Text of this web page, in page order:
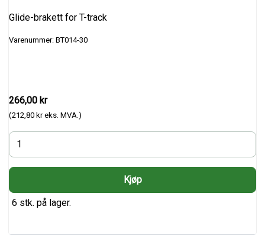
Glide-brakett for T-track
Varenummer: BT014-30
266,00 kr
(212,80 kr eks. MVA.)
6 stk. på lager.